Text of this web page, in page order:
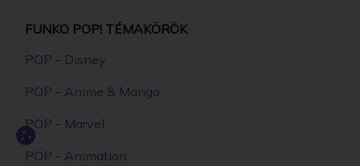
FUNKO POP! TÉMAKÖRÖK
POP - Disney
POP - Anime & Manga
POP - Marvel
POP - Animation